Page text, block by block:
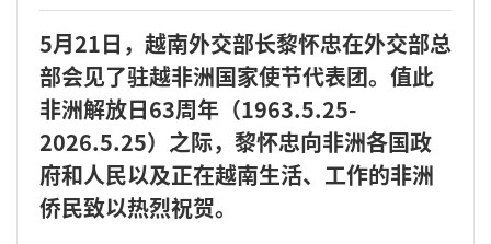
5月21日，越南外交部长黎怀忠在外交部总
部会见了驻越非洲国家使节代表团。值此
非洲解放日63周年（1963.5.25-
2026.5.25）之际，黎怀忠向非洲各国政
府和人民以及正在越南生活、工作的非洲
侨民致以热烈祝贺。